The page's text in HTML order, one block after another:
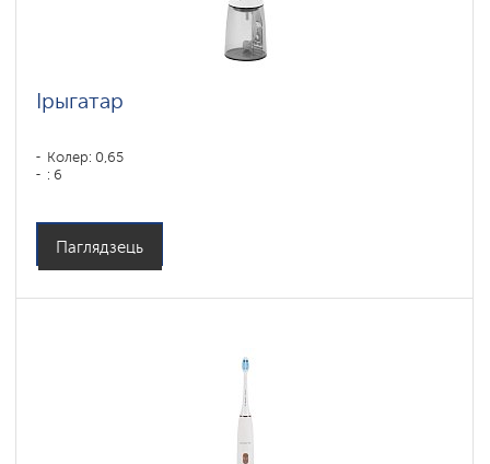
Ірыгатар
Колер: 0,65
: 6
Паглядзець